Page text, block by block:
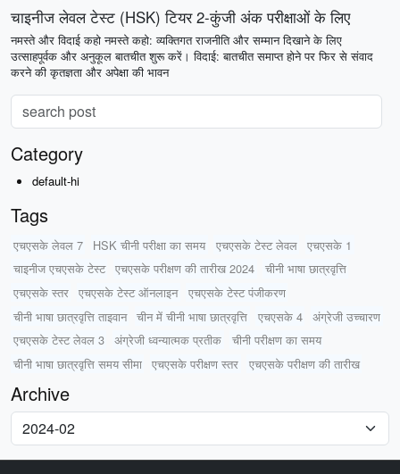
चाइनीज लेवल टेस्ट (HSK) टियर 2-कुंजी अंक परीक्षाओं के लिए
नमस्ते और विदाई कहो नमस्ते कहो: व्यक्तिगत राजनीति और सम्मान दिखाने के लिए
उत्साहपूर्वक और अनुकूल बातचीत शुरू करें। विदाई: बातचीत समाप्त होने पर फिर से संवाद
करने की कृतज्ञता और अपेक्षा की भावन
Category
default-hi
Tags
एचएसके लेवल 7 HSK चीनी परीक्षा का समय एचएसके टेस्ट लेवल
एचएसके 1
चाइनीज एचएसके टेस्ट
एचएसके परीक्षण की तारीख 2024
चीनी भाषा छात्रवृत्ति
एचएसके स्तर
एचएसके टेस्ट ऑनलाइन
एचएसके टेस्ट पंजीकरण
चीनी भाषा छात्रवृत्ति ताइवान
चीन में चीनी भाषा छात्रवृत्ति एचएसके 4
अंग्रेजी उच्चारण
एचएसके टेस्ट लेवल 3
अंग्रेजी ध्वन्यात्मक प्रतीक
चीनी परीक्षण का समय
चीनी भाषा छात्रवृत्ति समय सीमा
एचएसके परीक्षण स्तर एचएसके परीक्षण की तारीख
Archive